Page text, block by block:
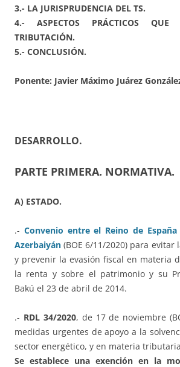
3.- LA JURISPRUDENCIA DEL TS.
4.- ASPECTOS PRÁCTICOS QUE
TRIBUTACIÓN.
5.- CONCLUSIÓN.
Ponente: Javier Máximo Juárez
DESARROLLO.
PARTE PRIMERA. NORMATIVA.
A) ESTADO.
.- Convenio entre el Reino de
Azerbaiyán (BOE 6/11/2020) para evitar
y prevenir la evasión fiscal en materia
la renta y sobre el patrimonio y su
Bakú el 23 de abril de 2014.
.- RDL 34/2020, de 17 de noviembre
medidas urgentes de apoyo a la
sector energético, y en materia
Se establece una exención en la